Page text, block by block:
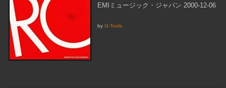
EMIミュージック・ジャパン 2000-12-06
by G-Tools